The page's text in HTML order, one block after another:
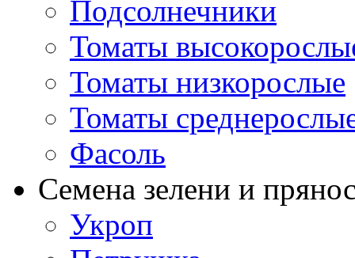
Подсолнечники
Томаты
Томаты низкорослые
Томаты
Фасоль
Семена зелени и
Укроп